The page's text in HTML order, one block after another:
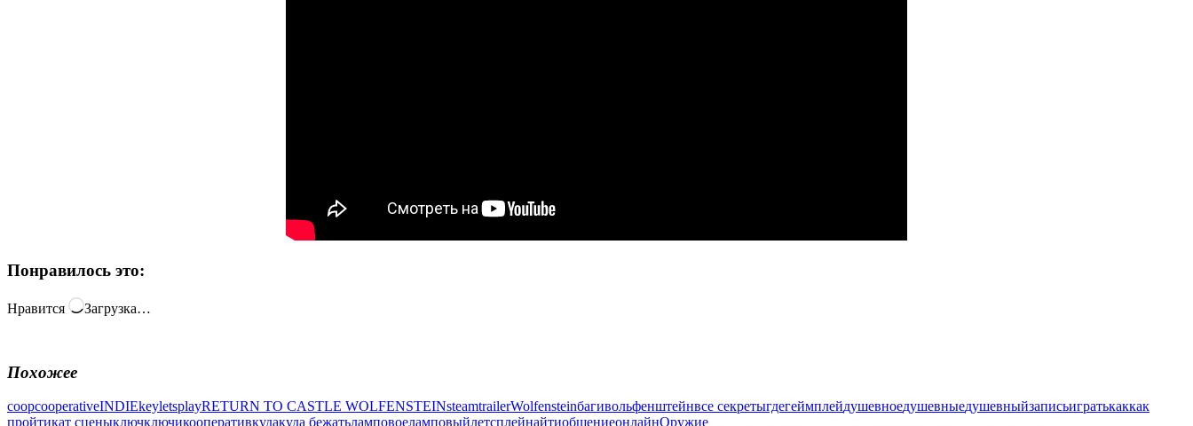
Понравилось это:
Нравится Загрузка…
Похожее
coopcooperativeINDIEkeyletsplayRETURN TO CASTLE WOLFENSTEINsteamtrailerWolfensteinбагивольфенштейнвсе секретыгдегеймплейдушевноедушевныедушевныйзаписьигратькаккак
пройтикат сценыключключикооперативкудакуда бежатьламповоеламповыйлетсплейнайтиобщениеонлайнОружие